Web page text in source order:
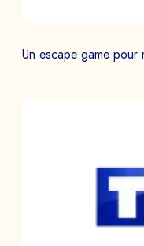
Un escape game pour